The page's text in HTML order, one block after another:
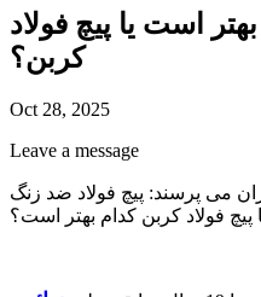
است یا پیچ فولاد
کربن؟
Oct 28, 2025
Leave a message
می پرسند: پیچ فولاد ضد زنگ
پیچ فولاد کربن کدام بهتر است؟